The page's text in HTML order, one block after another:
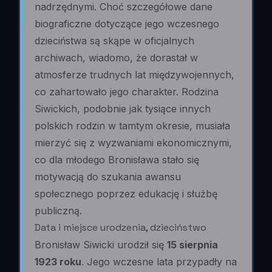
nadrzędnymi. Choć szczegółowe dane
biograficzne dotyczące jego wczesnego
dzieciństwa są skąpe w oficjalnych
archiwach, wiadomo, że dorastał w
atmosferze trudnych lat międzywojennych,
co zahartowało jego charakter. Rodzina
Siwickich, podobnie jak tysiące innych
polskich rodzin w tamtym okresie, musiała
mierzyć się z wyzwaniami ekonomicznymi,
co dla młodego Bronisława stało się
motywacją do szukania awansu
społecznego poprzez edukację i służbę
publiczną.
Data i miejsce urodzenia, dzieciństwo
Bronisław Siwicki urodził się 15 sierpnia
1923 roku. Jego wczesne lata przypadły na